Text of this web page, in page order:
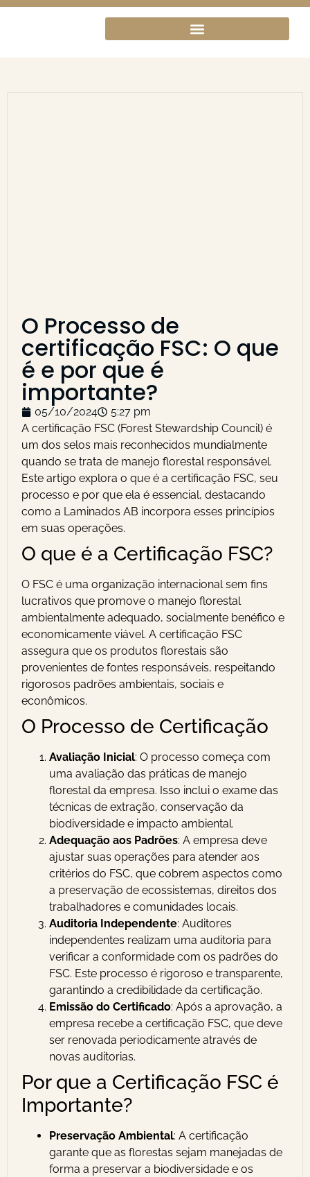
O Processo de
certificação FSC: O que
é e por que é
importante?
05/10/2024
5:27 pm
A certificação FSC (Forest Stewardship Council) é
um dos selos mais reconhecidos mundialmente
quando se trata de manejo florestal responsável.
Este artigo explora o que é a certificação FSC, seu
processo e por que ela é essencial, destacando
como a Laminados AB incorpora esses princípios
em suas operações.
O que é a Certificação FSC?
O FSC é uma organização internacional sem fins
lucrativos que promove o manejo florestal
ambientalmente adequado, socialmente benéfico e
economicamente viável. A certificação FSC
assegura que os produtos florestais são
provenientes de fontes responsáveis, respeitando
rigorosos padrões ambientais, sociais e
econômicos.
O Processo de Certificação
Avaliação Inicial: O processo começa com
uma avaliação das práticas de manejo
florestal da empresa. Isso inclui o exame das
técnicas de extração, conservação da
biodiversidade e impacto ambiental.
Adequação aos Padrões: A empresa deve
ajustar suas operações para atender aos
critérios do FSC, que cobrem aspectos como
a preservação de ecossistemas, direitos dos
trabalhadores e comunidades locais.
Auditoria Independente: Auditores
independentes realizam uma auditoria para
verificar a conformidade com os padrões do
FSC. Este processo é rigoroso e transparente,
garantindo a credibilidade da certificação.
Emissão do Certificado: Após a aprovação, a
empresa recebe a certificação FSC, que deve
ser renovada periodicamente através de
novas auditorias.
Por que a Certificação FSC é
Importante?
Preservação Ambiental: A certificação
garante que as florestas sejam manejadas de
forma a preservar a biodiversidade e os